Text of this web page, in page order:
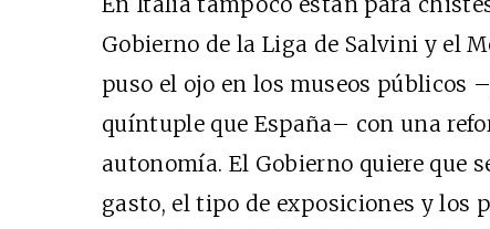
Gobierno de la Liga de Salvini y el
puso el ojo en los museos públicos
quíntuple que España– con una
autonomía. El Gobierno quiere que
gasto, el tipo de exposiciones y los